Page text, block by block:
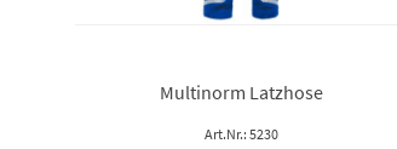
Multinorm Latzhose
Art.Nr.: 5230